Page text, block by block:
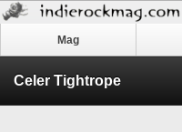
Mag
Celer Tightrope